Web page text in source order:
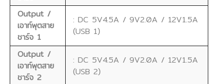
Output /
เอาท์พุตสาย
ชาร์จ 1
: DC 5V4.5A / 9V2.0A / 12V1.5A
(USB 1)
Output /
เอาท์พุตสาย
ชาร์จ 2
: DC 5V4.5A / 9V2.0A / 12V1.5A
(USB 2)